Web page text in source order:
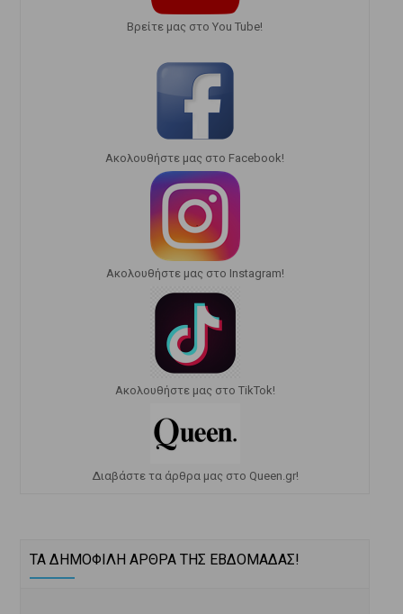
Bρείτε μας στο You Tube!
Ακολουθήστε μας στο Facebook!
Ακολουθήστε μας στο Instagram!
Ακολουθήστε μας στο TikTok!
Διαβάστε τα άρθρα μας στο Queen.gr!
ΤΑ ΔΗΜΟΦΙΛΗ ΑΡΘΡΑ ΤΗΣ ΕΒΔΟΜΑΔΑΣ!